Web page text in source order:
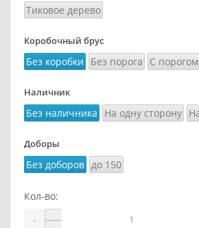
Тиковое дерево
Коробочный брус
Без коробки Без порога С порогом
Наличник
Без наличника На одну сторону
Доборы
Без доборов до 150
Кол-во:
-